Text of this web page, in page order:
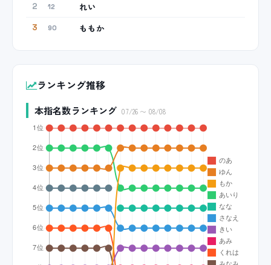
2 12 れい
3 90 ももか
ランキング推移
本指名数ランキング 07/26 〜 08/08